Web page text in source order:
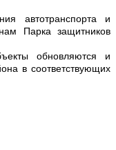
автотранспорта и
Парка защитников
обновляются и
в соответствующих